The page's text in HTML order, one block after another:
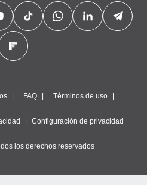
FAQ Términos de uso
Configuración de privacidad
los derechos reservados